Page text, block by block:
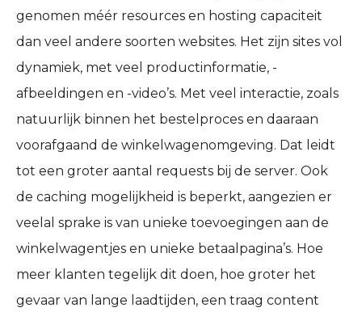
genomen méér resources en hosting capaciteit
dan veel andere soorten websites. Het zijn sites vol
dynamiek, met veel productinformatie, -
afbeeldingen en -video’s. Met veel interactie, zoals
natuurlijk binnen het bestelproces en daaraan
voorafgaand de winkelwagenomgeving. Dat leidt
tot een groter aantal requests bij de server. Ook
de caching mogelijkheid is beperkt, aangezien er
veelal sprake is van unieke toevoegingen aan de
winkelwagentjes en unieke betaalpagina’s. Hoe
meer klanten tegelijk dit doen, hoe groter het
gevaar van lange laadtijden, een traag content